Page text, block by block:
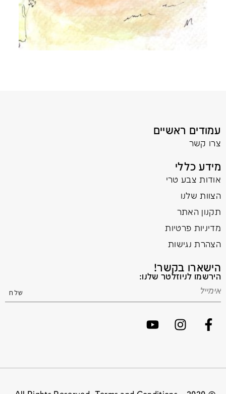
עמודים ראשיים
צרו קשר
מידע כללי
אודות צבע טרי
הצוות שלנו
תקנון האתר
מדיניות פרטיות
הצהרת נגישות
הישארו בקשר!
הירשמו לניוזלטר שלנו: